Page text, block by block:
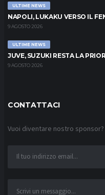
ULTIME NEWS
NAPOLI, LUKAKU VERSO IL
9 AGOSTO 2026
ULTIME NEWS
JUVE, SUZUKI RESTA LA
9 AGOSTO 2026
CONTATTACI
Vuoi diventare nostro